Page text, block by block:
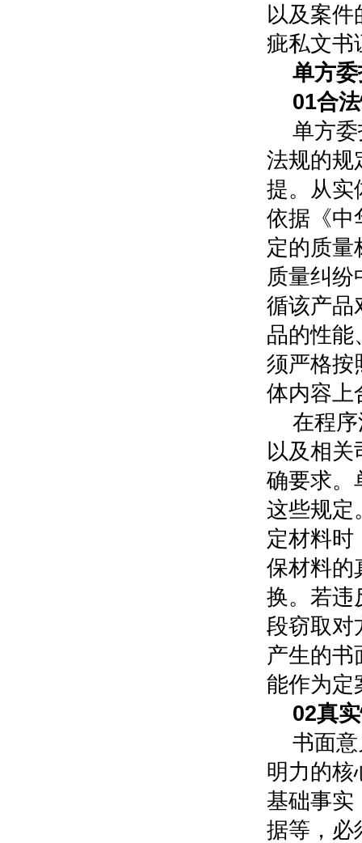
以及案件
疵私文书
单方
01合
单方
法规的规
提。从实
依据《中
定的质量
质量纠
循该产品
品的性能
须严格按
体内容上
在程
以及相关
确要求。
这些规定
定材料时
保材料的
换。若违
段窃取对
产生的书
能作为定
02真
书面
明力的核
基础事实
据等，必